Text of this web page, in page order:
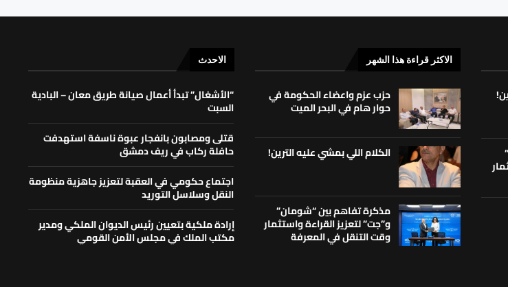
الاكثر قراءة هذا الشهر
حزب عزم واعضاء الحكومة في
حوار هام في البحر الميت
الكلام اللي بمشي عليه الترين!
مذكرة تفاهم بين “شومان”
و”جت” لتعزيز القراءة واستثمار
وقت التنقل في المعرفة
الاحدث
“الأشغال” تبدأ أعمال صيانة طريق معان – البادية
السبت
قتلى ومصابون بانفجار عبوة ناسفة استهدفت
حافلة ركاب في ريف دمشق
اجتماع حكومي في العقبة لتعزيز جاهزية منظومة
النقل وسلاسل التوريد
إرادة ملكية بتعيين رئيس الديوان الملكي ومدير
مكتب الملك في مجلس الأمن القومي